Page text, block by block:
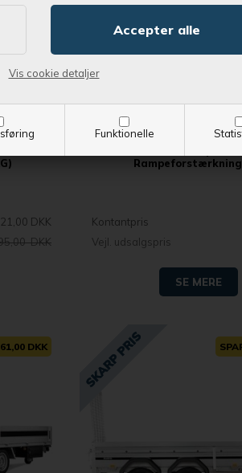
Funktionelle
Vis cookie detaljer
2 dage
DKK
DKK
Bestil nu !
og få produktet leveret
Kontantpris
Vejl. udsalgspris
SE MERE
DKK